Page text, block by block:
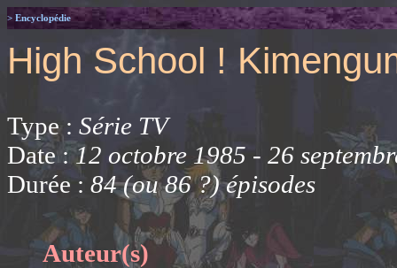
> Encyclopédie
High School !
Type : Série TV
Date :12 octobre 1985 - 26
Durée : 84 (ou 86 ?) épisodes
Auteur(s)